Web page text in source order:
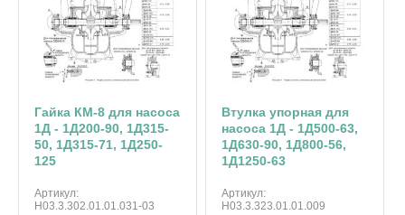
Гайка КМ-8 для насоса
1Д - 1Д200-90, 1Д315-
50, 1Д315-71, 1Д250-
125
Артикул:
Н03.3.302.01.01.031-03
Втулка упорная для
насоса 1Д - 1Д500-63,
1Д630-90, 1Д800-56,
1Д1250-63
Артикул:
Н03.3.323.01.01.009